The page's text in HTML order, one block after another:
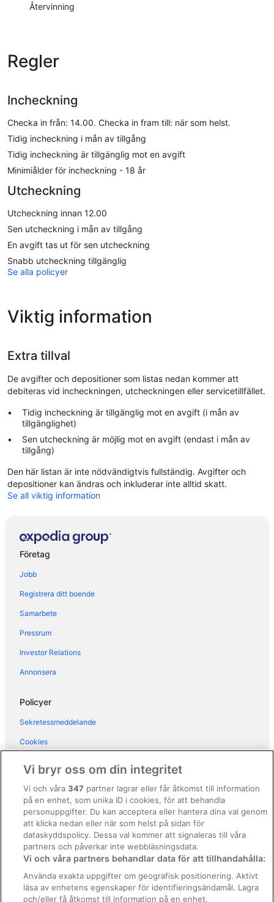
Återvinning
Regler
Incheckning
Checka in från: 14.00. Checka in fram till: när som helst.
Tidig incheckning i mån av tillgång
Tidig incheckning är tillgänglig mot en avgift
Minimiålder för incheckning - 18 år
Utcheckning
Utcheckning innan 12.00
Sen utcheckning i mån av tillgång
En avgift tas ut för sen utcheckning
Snabb utcheckning tillgänglig
Se alla policyer
Viktig information
Extra tillval
De avgifter och depositioner som listas nedan kommer att
debiteras vid incheckningen, utcheckningen eller servicetillfället.
Tidig incheckning är tillgänglig mot en avgift (i mån av
tillgänglighet)
Sen utcheckning är möjlig mot en avgift (endast i mån av
tillgång)
Den här listan är inte nödvändigtvis fullständig. Avgifter och
depositioner kan ändras och inkluderar inte alltid skatt.
Se all viktig information
Företag
Jobb
Registrera ditt boende
Samarbete
Pressrum
Investor Relations
Annonsera
Policyer
Sekretessmeddelande
Cookies
Regler och villkor för Vrbo
Tillgänglighetsanpassning
Juridisk information/Kontakta oss
Riktlinjer för innehåll och anmäla innehåll
Hjälp
Vi bryr oss om din integritet
Vi och våra347 partner lagrar eller får åtkomst till information
på en enhet, som unika ID i cookies, för att behandla
personuppgifter. Du kan acceptera eller hantera dina val genom
att klicka nedan eller när som helst på sidan för
dataskyddspolicy. Dessa val kommer att signaleras till våra
partners och påverkar inte webbläsningsdata.
Vi och våra partners behandlar data för att tillhandahålla:
Använda exakta uppgifter om geografisk positionering. Aktivt
läsa av enhetens egenskaper för identifieringsändamål. Lagra
och/eller få åtkomst till information på en enhet.